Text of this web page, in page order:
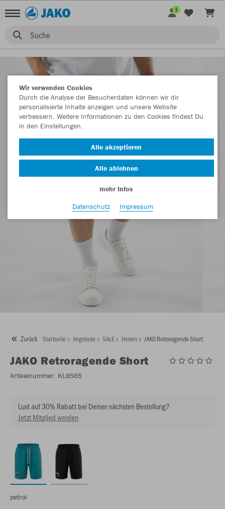
Suche
1
Zurück Startseite Angebote SALE Herren JAKO Retroragende Short
JAKO Retroragende Short
Artikelnummer: KL8565
Lust auf 30% Rabatt bei Deiner nächsten Bestellung?
Jetzt Mitglied werden
petrol
Wir verwenden Cookies
Durch die Analyse der Besucherdaten können wir dir
personalisierte Inhalte anzeigen und unsere Website
verbessern. Weitere Informationen zu den Cookies findest Du
in den Einstellungen.
Alle akzeptieren
Alle ablehnen
mehr Infos
Datenschutz
Impressum